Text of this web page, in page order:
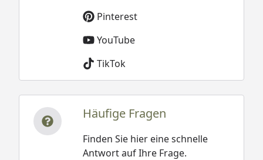
Pinterest
YouTube
TikTok
Häufige Fragen
Finden Sie hier eine schnelle
Antwort auf Ihre Frage.